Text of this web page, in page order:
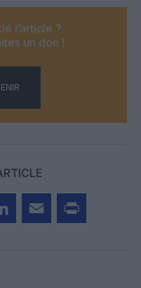
l’article ?
un don !